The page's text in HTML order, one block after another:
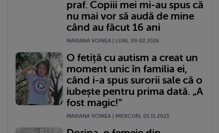
praf. Copiii mei mi-au spus că
nu mai vor să audă de mine
când au făcut 16 ani
MARIANA VOINEA | LUNI, 09.02.2026
O fetiță cu autism a creat un
moment unic în familia ei,
când i-a spus surorii sale că o
iubește pentru prima dată. „A
fost magic!”
MARIANA VOINEA | MIERCURI, 01.11.2023